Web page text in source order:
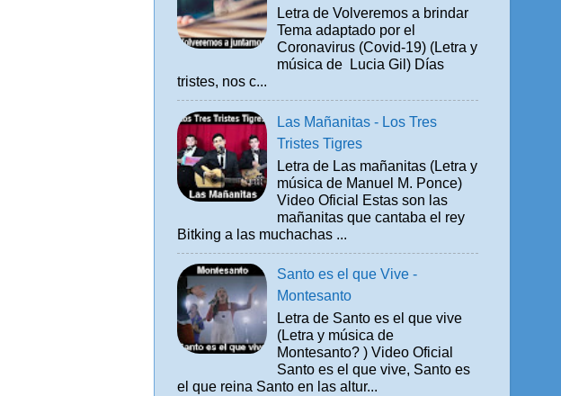
Letra de Volveremos a brindar
Tema adaptado por el
Coronavirus (Covid-19) (Letra y
música de Lucia Gil) Días
tristes, nos c...
Las Mañanitas - Los Tres
Tristes Tigres
Letra de Las mañanitas (Letra y
música de Manuel M. Ponce)
Video Oficial Estas son las
mañanitas que cantaba el rey
Bitking a las muchachas ...
Santo es el que Vive -
Montesanto
Letra de Santo es el que vive
(Letra y música de
Montesanto? ) Video Oficial
Santo es el que vive, Santo es
el que reina Santo en las altur...